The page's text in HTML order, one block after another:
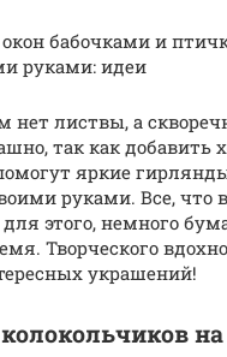
бабочками и
руками: идеи
нет листвы, а
так как добавить
яркие
руками. Все, что
этого, немного
Творческого
украшений!
на